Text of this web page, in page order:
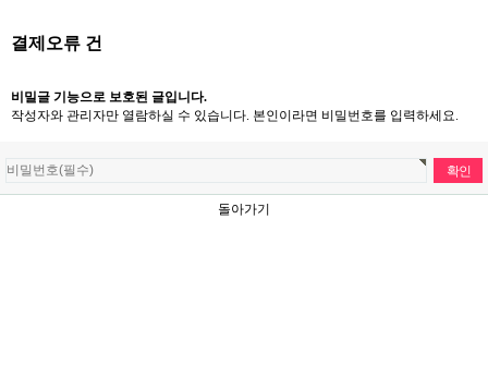
결제오류 건
비밀글 기능으로 보호된 글입니다.
작성자와 관리자만 열람하실 수 있습니다. 본인이라면 비밀번호를 입력하세요.
돌아가기